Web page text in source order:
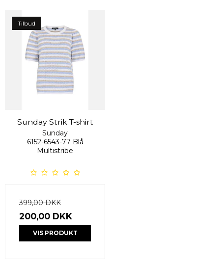
Tilbud
Sunday Strik T-shirt
Sunday
6152-6543-77 Blå
Multistribe
399,00 DKK
200,00 DKK
VIS PRODUKT